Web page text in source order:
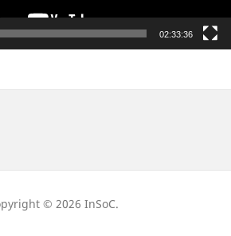
02:33:36
© 2026 InSoC.